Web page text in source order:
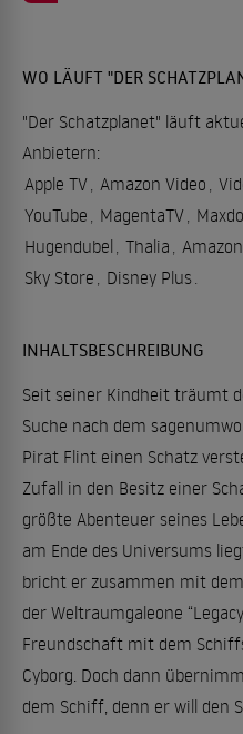
WO LÄUFT "DER
"Der Schatzplanet" läuft
Anbietern:
Apple TV Amazon Video
YouTube
MagentaTV
Hugendubel Thalia
Sky Store
Disney Plus
INHALTSBESCHREIBUNG
Seit seiner Kindheit träumt
Suche nach dem
Pirat Flint einen Schatz
Zufall in den Besitz einer
größte Abenteuer seines
am Ende des Universums
bricht er zusammen mit
der Weltraumgaleone
Freundschaft mit dem
Cyborg. Doch dann
dem Schiff, denn er will den